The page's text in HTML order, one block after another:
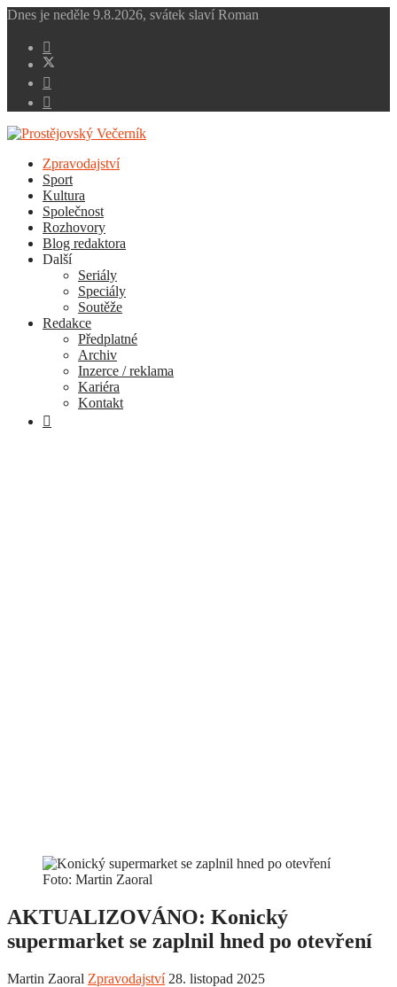
Dnes je neděle 9.8.2026, svátek slaví Roman
Zpravodajství
Sport
Kultura
Společnost
Rozhovory
Blog redaktora
Další
Seriály
Speciály
Soutěže
Redakce
Předplatné
Archiv
Inzerce / reklama
Kariéra
Kontakt
Foto: Martin Zaoral
AKTUALIZOVÁNO: Konický
supermarket se zaplnil hned po otevření
Martin Zaoral Zpravodajství 28. listopad 2025